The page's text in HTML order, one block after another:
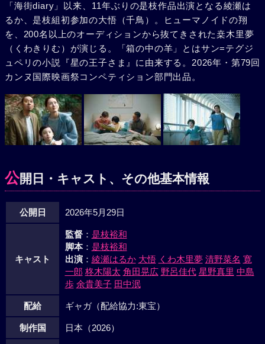
「海街diary」以来、11年ぶりの是枝作品出演となる綾瀬は
るか、是枝組初参加の大悟（千鳥）。ヒューマノイドの翔
を、200名以上のオーディションから抜てきされた桒木里夢
（くわきりむ）が演じる。「箱の中の羊」とはサン=テグジ
ュペリの小説『星の王子さま』に由来する。2026年・第79回
カンヌ国際映画祭コンペティション部門出品。
公開日・キャスト、その他基本情報
公開日 2026年5月29日
キャスト
監督： 是枝裕和
脚本： 是枝裕和
出演： 綾瀬はるか 大悟 くわ木里夢 清野菜名 寛
一郎 柊木陽太 角田晃広 野呂佳代 星野真里 中島
歩 余貴美子 田中泯
配給 ギャガ（配給協力:東宝）
制作国 日本（2026）